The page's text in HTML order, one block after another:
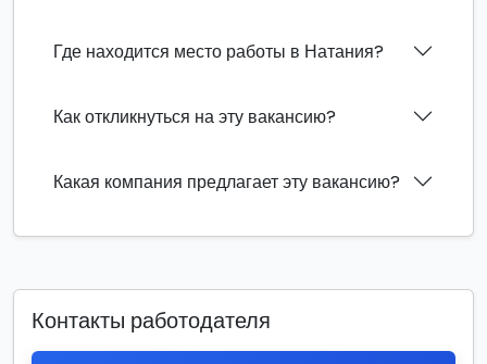
Где находится место работы в Натания?
Как откликнуться на эту вакансию?
Какая компания предлагает эту вакансию?
Контакты работодателя